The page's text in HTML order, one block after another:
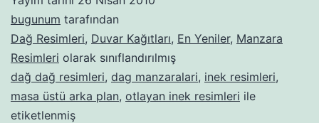
bugunum tarafından
Dağ Resimleri, Duvar Kağıtları, En Yeniler, Manzara
Resimleri olarak sınıflandırılmış
dağ dağ resimleri, dag manzaralari, inek resimleri,
masa üstü arka plan, otlayan inek resimleri ile
etiketlenmiş